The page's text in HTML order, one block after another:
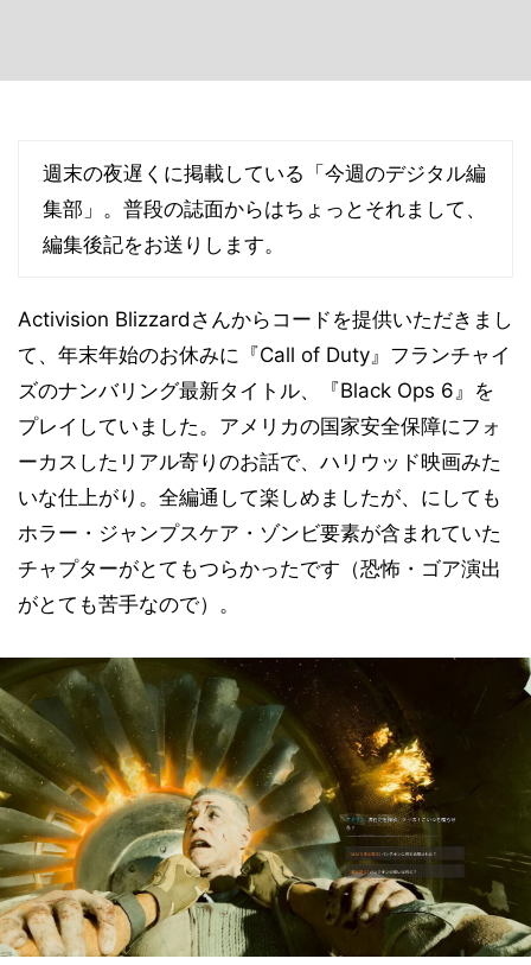
週末の夜遅くに掲載している「今週のデジタル編
集部」。普段の誌面からはちょっとそれまして、
編集後記をお送りします。
Activision Blizzardさんからコードを提供いただきまし
て、年末年始のお休みに『Call of Duty』フランチャイ
ズのナンバリング最新タイトル、『Black Ops 6』を
プレイしていました。アメリカの国家安全保障にフォ
ーカスしたリアル寄りのお話で、ハリウッド映画みた
いな仕上がり。全編通して楽しめましたが、にしても
ホラー・ジャンプスケア・ゾンビ要素が含まれていた
チャプターがとてもつらかったです（恐怖・ゴア演出
がとても苦手なので）。